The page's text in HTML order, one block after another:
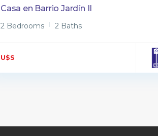
Casa en Barrio Jardín II
2 Bedrooms 2 Baths
U$S